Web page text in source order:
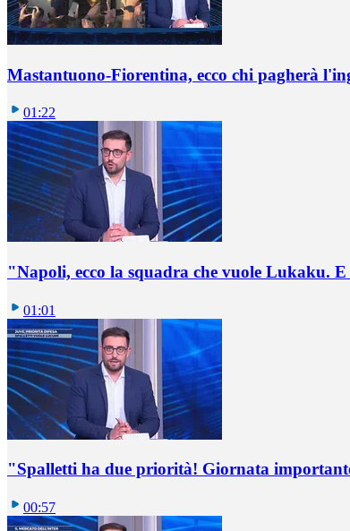
Mastantuono-Fiorentina, ecco chi pagherà
01:22
"Napoli, ecco la squadra che vuole Lukaku.
01:01
"Spalletti ha due priorità! Giornata
00:57